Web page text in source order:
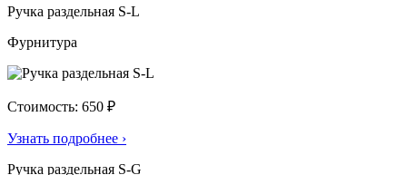
Ручка раздельная S-L
Фурнитура
Стоимость: 650 ₽
Узнать подробнее ›
Ручка раздельная S-G